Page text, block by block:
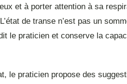
et à porter attention à sa
de transe n’est pas un
le praticien et conserve la
le praticien propose des